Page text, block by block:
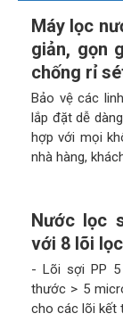
Máy lọc
giản, gọn
chống rỉ
Bảo vệ các
lắp đặt dễ
hợp với mọi
nhà hàng,
Nước lọc
với 8 lõi lọc
- Lõi sợi PP 5
thước > 5
cho các lõi kết